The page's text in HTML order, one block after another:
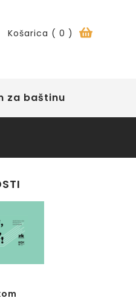
Košarica ( 0 )
za baštinu